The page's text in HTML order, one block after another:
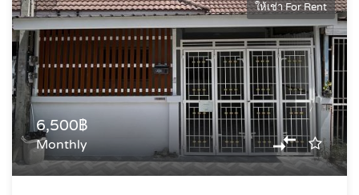
ให้เช่า For Rent
6,500฿
Monthly